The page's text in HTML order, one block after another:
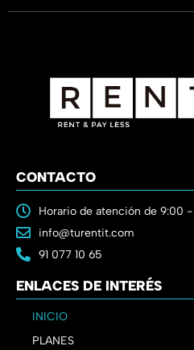
CONTACTO
Horario de atención de 9:00
info@turentit.com
91 077 10 65
ENLACES DE INTERÉS
INICIO
PLANES